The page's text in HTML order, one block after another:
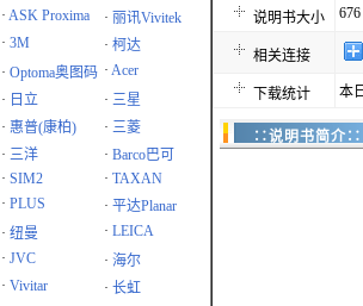
· ASK Proxima · 丽讯Vivitek
· 3M · 柯达
· Optoma奥图码 · Acer
· 日立 · 三星
· 惠普(康柏) · 三菱
· 三洋 · Barco巴可
· SIM2 · TAXAN
· PLUS · 平达Planar
· 纽曼 · LEICA
· JVC · 海尔
· Vivitar · 长虹
说明书大小
相关连接
下载统计 本
∷说明书简介∷